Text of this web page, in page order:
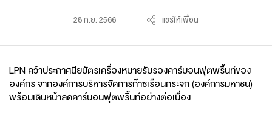
28 ก.ย. 2566 แชร์ให้เพื่อน
LPN คว้าประกาศนียบัตรเครื่องหมายรับรองคาร์บอนฟุตพริ้นท์ของ
องค์กร จากองค์การบริหารจัดการก๊าซเรือนกระจก (องค์การมหาชน)
พร้อมเดินหน้าลดคาร์บอนฟุตพริ้นท์อย่างต่อเนื่อง